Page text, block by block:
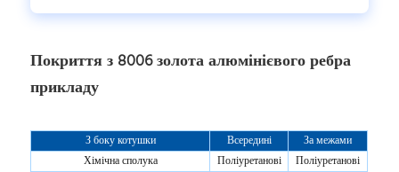
Покриття з 8006 золота алюмінієвого ребра
прикладу
З боку котушки Всередині
За межами
Хімічна сполука
Поліуретанові
Поліуретанові